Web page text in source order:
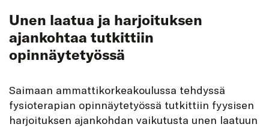
Unen laatua ja harjoituksen
ajankohtaa tutkittiin
opinnäytetyössä
Saimaan ammattikorkeakoulussa tehdyssä
fysioterapian opinnäytetyössä tutkittiin fyysisen
harjoituksen ajankohdan vaikutusta unen laatuun